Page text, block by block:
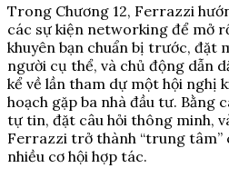
Trong Chương 12, Ferrazzi
các sự kiện networking để mở
khuyên bạn chuẩn bị trước, đặt
người cụ thể, và chủ động dẫn
kể về lần tham dự một hội nghị
hoạch gặp ba nhà đầu tư. Bằng
tự tin, đặt câu hỏi thông minh,
Ferrazzi trở thành “trung tâm”
nhiều cơ hội hợp tác.